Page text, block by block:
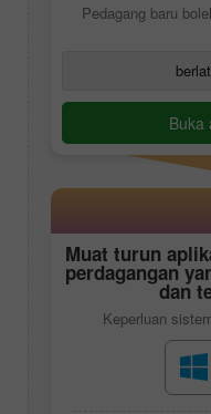
Pedagang baru
Buka
Muat turun
perdagangan
dan
Keperluan